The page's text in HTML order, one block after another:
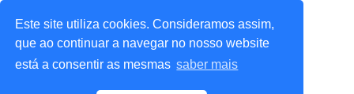
Este site utiliza cookies. Consideramos assim,
que ao continuar a navegar no nosso website
está a consentir as mesmas saber mais